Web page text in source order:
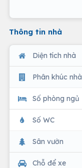
Thông tin nhà
Diện tích nhà
Phân khúc nhà
Số phòng ngủ
Số WC
Sân vườn
Chỗ để xe